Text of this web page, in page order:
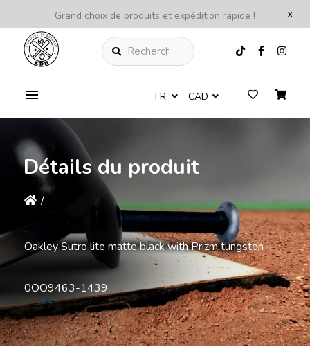
x
Grand choix de produits et expédition rapide !
Rechercher
FR CAD
Détails du produit
/
Oakley Sutro lite matte black with Prizm tungsten
0OO9463-1439